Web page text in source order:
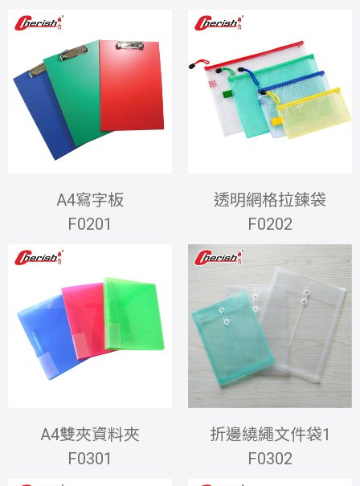
A4寫字板
F0201
透明網格拉鍊袋
F0202
A4雙夾資料夾
F0301
折邊繞繩文件袋1
F0302